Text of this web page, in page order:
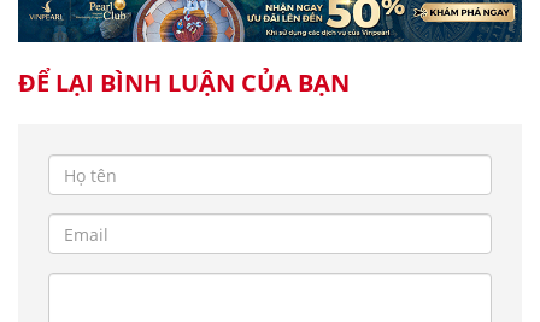
ĐỂ LẠI BÌNH LUẬN CỦA BẠN